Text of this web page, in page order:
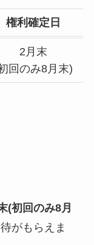
権利確定日
2月末
回のみ8月末)
(初回のみ8月
がもらえま